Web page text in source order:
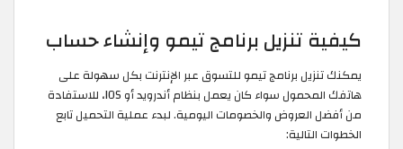
كيفية تنزيل برنامج تيمو وإنشاء حساب
يمكنك تنزيل برنامج تيمو للتسوق عبر الإنترنت بكل سهولة على
هاتفك المحمول سواء كان يعمل بنظام أندرويد أو IOS، للاستفادة
من أفضل العروض والخصومات اليومية. لبدء عملية التحميل تابع
الخطوات التالية: